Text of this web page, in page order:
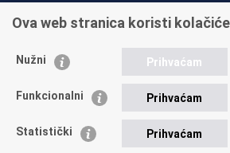
+385 1 45 95
Postavite
Ova web stranica koristi kolačiće
Nužni Prihvaćam
Funkcionalni Prihvaćam
Statistički Prihvaćam